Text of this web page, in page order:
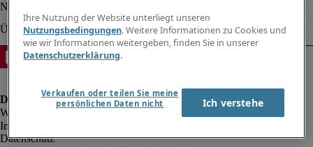
Impressum
Datenschutz
Ihre Nutzung der Website unterliegt unseren
Nutzungsbedingungen. Weitere Informationen zu Cookies und
wie wir Informationen weitergeben, finden Sie in unserer
Datenschutzerklärung.
Verkaufen oder teilen Sie meine
persönlichen Daten nicht
Ich verstehe